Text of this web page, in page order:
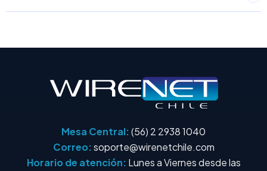
Mesa Central:(56) 2 2938 1040
Correo:soporte@wirenetchile.com
Horario de atención: Lunes a Viernes desde las